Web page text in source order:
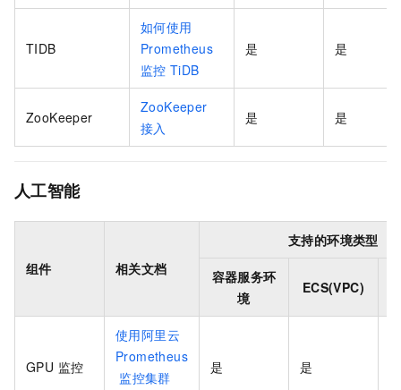
TIDB
如何使用
Prometheus
监控 TiDB
是 是
ZooKeeper
ZooKeeper
接入
是 是
人工智能
组件 相关文档
支持的环境类型
容器服务环
境
ECS(VPC)
GPU 监控
使用阿里云
Prometheus
监控集群
是 是